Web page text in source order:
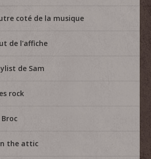
coté de la musique
de l'affiche
de Sam
rock
the attic